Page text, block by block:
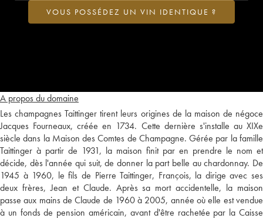
A propos du domaine
Les champagnes Taittinger tirent leurs origines de la maison de négoce
Jacques Fourneaux, créée en 1734. Cette dernière s'installe au XIXe
siècle dans la Maison des Comtes de Champagne. Gérée par la famille
Taittinger à partir de 1931, la maison finit par en prendre le nom et
décide, dès l'année qui suit, de donner la part belle au chardonnay. De
1945 à 1960, le fils de Pierre Taittinger, François, la dirige avec ses
deux frères, Jean et Claude. Après sa mort accidentelle, la maison
passe aux mains de Claude de 1960 à 2005, année où elle est vendue
à un fonds de pension américain, avant d'être rachetée par la Caisse
VOUS POSSÉDEZ UN VIN IDENTIQUE ?